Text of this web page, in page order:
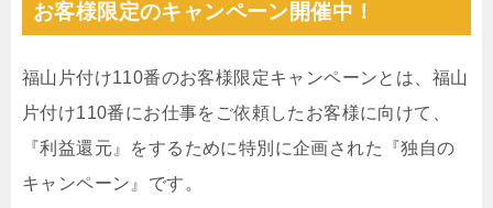
お客様限定のキャンペーン開催中！
福山片付け110番のお客様限定キャンペーンとは、福山
片付け110番にお仕事をご依頼したお客様に向けて、
『利益還元』をするために特別に企画された『独自の
キャンペーン』です。